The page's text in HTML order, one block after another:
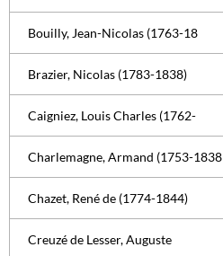
Bouilly, Jean-Nicolas (1763-18
Brazier, Nicolas (1783-1838)
Caigniez, Louis Charles (1762-
Charlemagne, Armand (1753-1838
Chazet, René de (1774-1844)
Creuzé de Lesser, Auguste